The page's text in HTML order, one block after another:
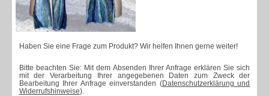
Haben Sie eine Frage zum Produkt? Wir helfen Ihnen gerne weiter!
Bitte beachten Sie: Mit dem Absenden Ihrer Anfrage erklären Sie sich
mit der Verarbeitung Ihrer angegebenen Daten zum Zweck der
Bearbeitung Ihrer Anfrage einverstanden (Datenschutzerklärung und
Widerrufshinweise).